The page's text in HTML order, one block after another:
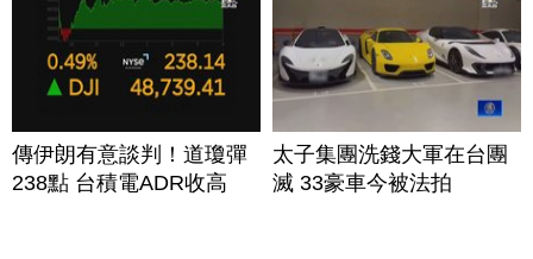
傳伊朗有意談判！道瓊彈
238點 台積電ADR收高
太子集團洗錢大軍在台團
滅 33豪車今被法拍